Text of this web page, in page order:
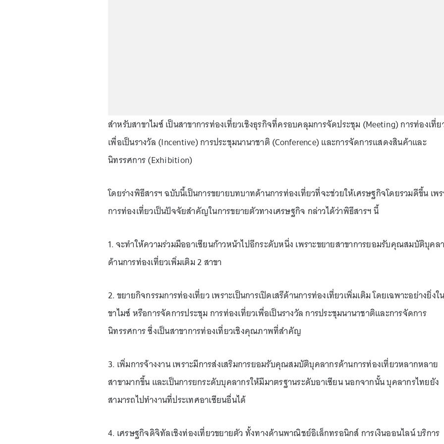
สำหรับสาขาไมซ์ เป็นสาขาการท่องเที่ยวเชิงธุรกิจที่ครอบคลุมการจัดประชุม (Meeting) การท่องเที่ย
เพื่อเป็นรางวัล (Incentive) การประชุมนานาชาติ (Conference) และการจัดการแสดงสินค้าและ
นิทรรศการ (Exhibition)
โดยร่างพิธีสารฯ ฉบับนี้เป็นการขยายบทบาทด้านการท่องเที่ยวที่จะช่วยให้เศรษฐกิจโดยรวมดีขึ้น เพ
การท่องเที่ยวเป็นปัจจัยสำคัญในการขยายตัวทางเศรษฐกิจ กล่าวได้ว่าพิธีสารฯ นี้
1. จะทำให้ความร่วมมืออาเซียนก้าวหน้าไปอีกระดับหนึ่ง เพราะขยายสาขาการยอมรับคุณสมบัติบุคล
ด้านการท่องเที่ยวเพิ่มเติม 2 สาขา
2. ขยายกิจกรรมการท่องเที่ยว เพราะเป็นการเปิดเสรีด้านการท่องเที่ยวเพิ่มเติม โดยเฉพาะอย่างยิ่งใ
ขาไมซ์ หรือการจัดการประชุม การท่องเที่ยวเพื่อเป็นรางวัล การประชุมนานาชาติและการจัดการ
นิทรรศการ ซึ่งเป็นสาขาการท่องเที่ยวเชิงคุณภาพที่สำคัญ
3. เพิ่มการจ้างงาน เพราะมีการส่งเสริมการยอมรับคุณสมบัติบุคลากรด้านการท่องเที่ยวหลากหลาย
สาขามากขึ้น และเป็นการยกระดับบุคลากรให้มีมาตรฐานระดับอาเซียน นอกจากนั้น บุคลากรไทยยัง
สามารถไปทำงานที่ประเทศอาเซียนอื่นได้
4. เศรษฐกิจดิจิทัลเชิงท่องเที่ยวขยายตัว ทั้งทางด้านพาณิชย์อิเล็กทรอนิกส์ การเงินออนไลน์ บริการ